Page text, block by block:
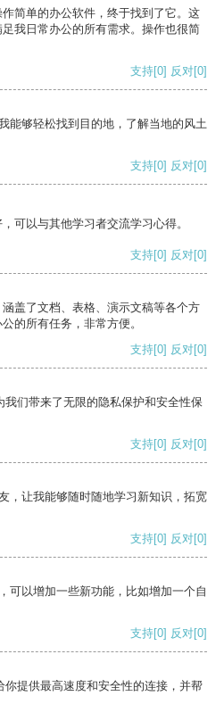
简单的办公软件，终于找到了它。这
我日常办公的所有需求。操作也很简
支持[0] 反对[0]
能够轻松找到目的地，了解当地的风土
支持[0] 反对[0]
可以与其他学习者交流学习心得。
支持[0] 反对[0]
盖了文档、表格、演示文稿等各个方
的所有任务，非常方便。
支持[0] 反对[0]
们带来了无限的隐私保护和安全性保
支持[0] 反对[0]
，让我能够随时随地学习新知识，拓宽
支持[0] 反对[0]
可以增加一些新功能，比如增加一个自
支持[0] 反对[0]
提供最高速度和安全性的连接，并帮